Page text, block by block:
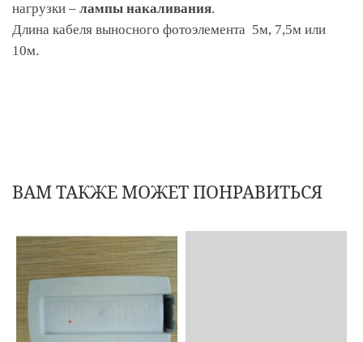
нагрузки – лампы накаливания.
Длина кабеля выносного фотоэлемента 5м, 7,5м или
10м.
ВАМ ТАКЖЕ МОЖЕТ ПОНРАВИТЬСЯ